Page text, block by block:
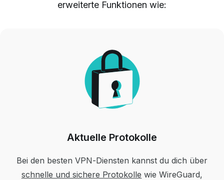
erweiterte Funktionen wie:
Aktuelle Protokolle
Bei den besten VPN-Diensten kannst du dich über
schnelle und sichere Protokolle wie WireGuard,